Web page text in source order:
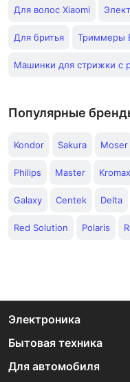
Для волос Xiaomi
Для бритья Триммеры
Машинки для стрижки с
Популярные
Kondor Sakura Moser
Philips Master Kromax
Galaxy Centek Delta
Red Solution Polaris
Электроника
Бытовая техника
Для автомобиля